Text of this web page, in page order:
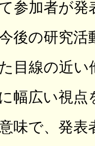
参加者が
後の研究活
目線の近
幅広い視
味で、発